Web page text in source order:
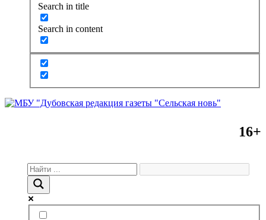
Search in title
Search in content
16+